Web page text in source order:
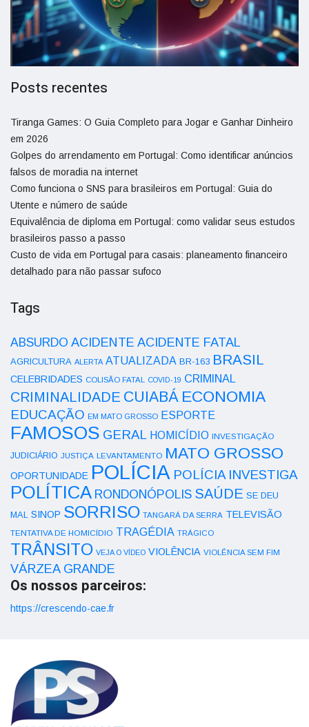
Posts recentes
Tiranga Games: O Guia Completo para Jogar e Ganhar Dinheiro
em 2026
Golpes do arrendamento em Portugal: Como identificar anúncios
falsos de moradia na internet
Como funciona o SNS para brasileiros em Portugal: Guia do
Utente e número de saúde
Equivalência de diploma em Portugal: como validar seus estudos
brasileiros passo a passo
Custo de vida em Portugal para casais: planeamento financeiro
detalhado para não passar sufoco
Tags
ABSURDO ACIDENTE ACIDENTE FATAL
AGRICULTURA ALERTA ATUALIZADA BR-163 BRASIL
CELEBRIDADES COLISÃO FATAL COVID-19 CRIMINAL
CRIMINALIDADE CUIABÁ ECONOMIA
EDUCAÇÃO EM MATO GROSSO ESPORTE
FAMOSOS GERAL HOMICÍDIO INVESTIGAÇÃO
JUDICIÁRIO JUSTIÇA LEVANTAMENTO MATO GROSSO
OPORTUNIDADE POLÍCIA POLÍCIA INVESTIGA
POLÍTICA RONDONÓPOLIS SAÚDE SE DEU
MAL SINOP SORRISO TANGARÁ DA SERRA TELEVISÃO
TENTATIVA DE HOMICÍDIO TRAGÉDIA TRÁGICO
TRÂNSITO VEJA O VÍDEO VIOLÊNCIA VIOLÊNCIA SEM FIM
VÁRZEA GRANDE
Os nossos parceiros:
https://crescendo-cae.fr